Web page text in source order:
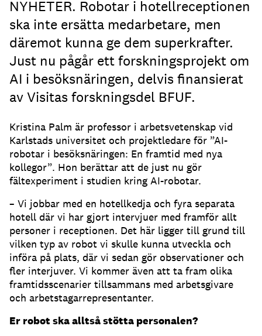
NYHETER. Robotar i hotellreceptionen
ska inte ersätta medarbetare, men
däremot kunna ge dem superkrafter.
Just nu pågår ett forskningsprojekt om
AI i besöksnäringen, delvis finansierat
av Visitas forskningsdel BFUF.
Kristina Palm är professor i arbetsvetenskap vid
Karlstads universitet och projektledare för ”AI-
robotar i besöksnäringen: En framtid med nya
kollegor”. Hon berättar att de just nu gör
fältexperiment i studien kring AI-robotar.
– Vi jobbar med en hotellkedja och fyra separata
hotell där vi har gjort intervjuer med framför allt
personer i receptionen. Det här ligger till grund till
vilken typ av robot vi skulle kunna utveckla och
införa på plats, där vi sedan gör observationer och
fler interjuver. Vi kommer även att ta fram olika
framtidsscenarier tillsammans med arbetsgivare
och arbetstagarrepresentanter.
Er robot ska alltså stötta personalen?